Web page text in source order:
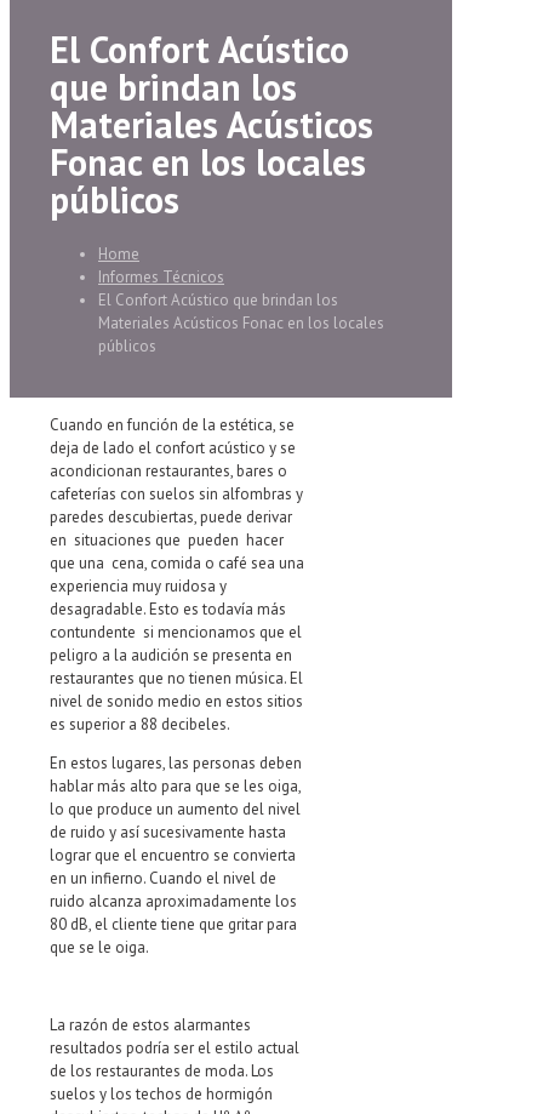
El Confort Acústico
que brindan los
Materiales Acústicos
Fonac en los locales
públicos
Home
Informes Técnicos
El Confort Acústico que brindan los
Materiales Acústicos Fonac en los locales
públicos
Cuando en función de la estética, se
deja de lado el confort acústico y se
acondicionan restaurantes, bares o
cafeterías con suelos sin alfombras y
paredes descubiertas, puede derivar
en situaciones que pueden hacer
que una cena, comida o café sea una
experiencia muy ruidosa y
desagradable. Esto es todavía más
contundente si mencionamos que el
peligro a la audición se presenta en
restaurantes que no tienen música. El
nivel de sonido medio en estos sitios
es superior a 88 decibeles.
En estos lugares, las personas deben
hablar más alto para que se les oiga,
lo que produce un aumento del nivel
de ruido y así sucesivamente hasta
lograr que el encuentro se convierta
en un infierno. Cuando el nivel de
ruido alcanza aproximadamente los
80 dB, el cliente tiene que gritar para
que se le oiga.
La razón de estos alarmantes
resultados podría ser el estilo actual
de los restaurantes de moda. Los
suelos y los techos de hormigón